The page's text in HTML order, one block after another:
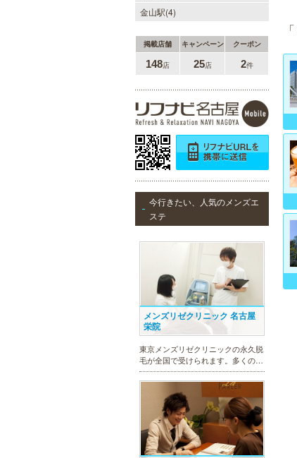
金山駅(4)
掲載店舗 キャンペーン クーポン
148店 25店 2件
今行きたい、人気のメンズエ
ステ
メンズリゼクリニック 名古屋
栄院
東京メンズリゼクリニックの永久脱
毛が全国で受けられます。多くの男
性患者様にご支持頂き、新宿1院か
ら始まったメンズリゼクリニック
が、現在では提携院含め全国10院を
展開するクリニックになりました。